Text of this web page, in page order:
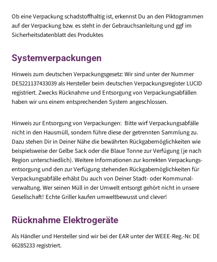
Ob eine Verpackung schadstoffhaltig ist, erkennst Du an den Piktogrammen
auf der Verpackung bzw. es steht in der Gebrauchsanleitung und ggf im
Sicherheitsdatenblatt des Produktes
Systemverpackungen
Hinweis zum deutschen Verpackungs­gesetz: Wir sind unter der Nummer
DE5221137433039 als Hersteller beim deutschen Verpackungs­register LUCID
registriert. Zwecks Rücknahme und Entsorgung von Verpackungs­abfällen
haben wir uns einem entsprechenden System angeschlossen.
Hinweis zur Entsorgung von Verpackungen: Bitte wirf Verpackungs­abfälle
nicht in den Hausmüll, sondern führe diese der getrennten Sammlung zu.
Dazu stehen Dir in Deiner Nähe die bewährten Rückgabe­möglichkeiten wie
beispiels­weise der Gelbe Sack oder die Blaue Tonne zur Verfügung (je nach
Region unterschiedlich). Weitere Informationen zur korrekten Verpackungs­
entsorgung und den zur Verfügung stehenden Rückgabe­möglichkeiten für
Verpackungs­abfälle erhälst Du auch von Deiner Stadt- oder Kommunal­
verwaltung. Wer seinen Müll in der Umwelt entsorgt gehört nicht in unsere
Gesellschaft! Echte Griller kaufen umweltbewusst und clever!
Rücknahme Elektrogeräte
Als Händler und Hersteller sind wir bei der EAR unter der WEEE-Reg.-Nr. DE
66285233 registriert.